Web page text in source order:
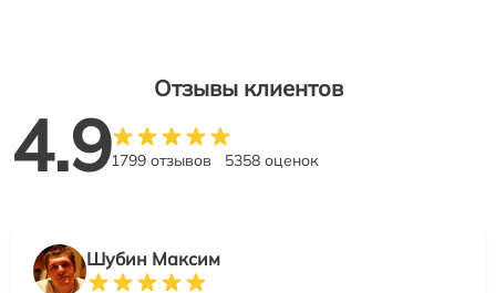
Отзывы клиентов
4.91799 отзывов 5358 оценок
Шубин Максим